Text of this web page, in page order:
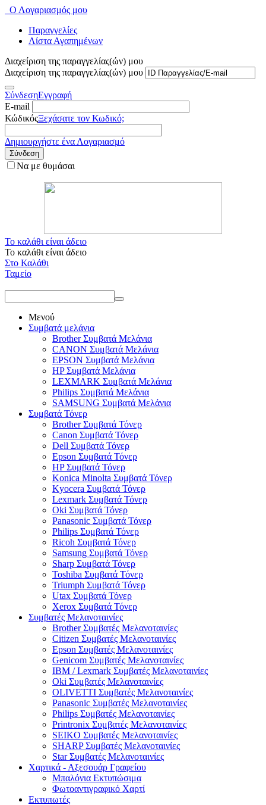
Ο Λογαριασμός μου
Παραγγελίες
Λίστα Αγαπημένων
Διαχείριση της παραγγελίας(ών) μου
Διαχείριση της παραγγελίας(ών) μου
ΣύνδεσηΕγγραφή
E-mail
ΚώδικόςΞεχάσατε τον Κωδικό;
Δημιουργήστε ένα Λογαριασμό
Σύνδεση
Να με θυμάσαι
Το καλάθι είναι άδειο
Το καλάθι είναι άδειο
Στο Καλάθι
Ταμείο
Μενού
Συμβατά μελάνια
Brother Συμβατά Μελάνια
CANON Συμβατά Μελάνια
EPSON Συμβατά Μελάνια
HP Συμβατά Μελάνια
LEXMARK Συμβατά Μελάνια
Philips Συμβατά Μελάνια
SAMSUNG Συμβατά Μελάνια
Συμβατά Τόνερ
Brother Συμβατά Τόνερ
Canon Συμβατά Τόνερ
Dell Συμβατά Τόνερ
Epson Συμβατά Τόνερ
HP Συμβατά Τόνερ
Konica Minolta Συμβατά Τόνερ
Kyocera Συμβατά Τόνερ
Lexmark Συμβατά Τόνερ
Oki Συμβατά Τόνερ
Panasonic Συμβατά Τόνερ
Philips Συμβατά Τόνερ
Ricoh Συμβατά Τόνερ
Samsung Συμβατά Τόνερ
Sharp Συμβατά Τόνερ
Toshiba Συμβατά Τόνερ
Triumph Συμβατά Τόνερ
Utax Συμβατά Τόνερ
Xerox Συμβατά Τόνερ
Συμβατές Μελανοταινίες
Brother Συμβατές Μελανοταινίες
Citizen Συμβατές Μελανοταινίες
Epson Συμβατές Μελανοταινίες
Genicom Συμβατές Μελανοταινίες
IBM / Lexmark Συμβατές Μελανοταινίες
Oki Συμβατές Μελανοταινίες
OLIVETTI Συμβατές Μελανοταινίες
Panasonic Συμβατές Μελανοταινίες
Philips Συμβατές Μελανοταινίες
Printronix Συμβατές Μελανοταινίες
SEIKO Συμβατές Μελανοταινίες
SHARP Συμβατές Μελανοταινίες
Star Συμβατές Μελανοταινίες
Χαρτικά - Αξεσουάρ Γραφείου
Μπαλόνια Εκτυπώσιμα
Φωτοαντιγραφικό Χαρτί
Εκτυπωτές